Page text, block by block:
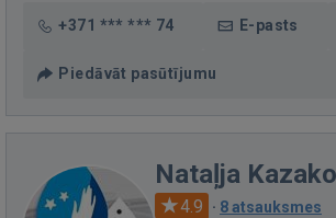
+371 *** *** 74 E-pasts
Piedāvāt pasūtījumu
Nataļja
4.9 · 8 atsauksmes